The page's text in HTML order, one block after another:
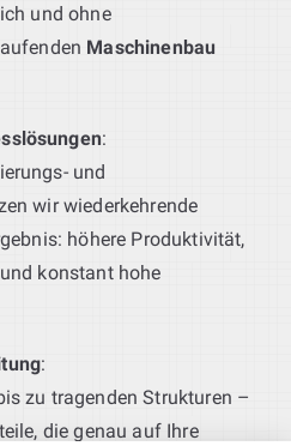
und ohne
Maschinenbau
:
und
wir wiederkehrende
höhere Produktivität,
konstant hohe
:
zu tragenden Strukturen –
die genau auf Ihre